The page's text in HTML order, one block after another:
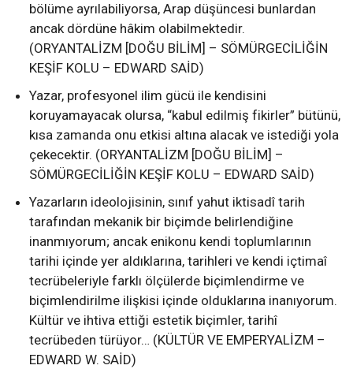
bölüme ayrılabiliyorsa, Arap düşüncesi bunlardan
ancak dördüne hâkim olabilmektedir.
(ORYANTALİZM [DOĞU BİLİM] – SÖMÜRGECİLİĞİN
KEŞİF KOLU – EDWARD SAİD)
Yazar, profesyonel ilim gücü ile kendisini
koruyamayacak olursa, “kabul edilmiş fikirler” bütünü,
kısa zamanda onu etkisi altına alacak ve istediği yola
çekecektir. (ORYANTALİZM [DOĞU BİLİM] –
SÖMÜRGECİLİĞİN KEŞİF KOLU – EDWARD SAİD)
Yazarların ideolojisinin, sınıf yahut iktisadî tarih
tarafından mekanik bir biçimde belirlendiğine
inanmıyorum; ancak enikonu kendi toplumlarının
tarihi içinde yer aldıklarına, tarihleri ve kendi içtimaî
tecrübeleriyle farklı ölçülerde biçimlendirme ve
biçimlendirilme ilişkisi içinde olduklarına inanıyorum.
Kültür ve ihtiva ettiği estetik biçimler, tarihî
tecrübeden türüyor… (KÜLTÜR VE EMPERYALİZM –
EDWARD W. SAİD)